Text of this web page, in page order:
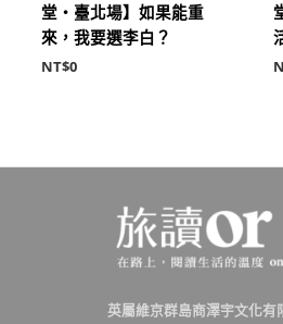
堂‧臺北場】如果能重
來，我要選李白？
NT$0
英屬維京群島商澤宇文化有